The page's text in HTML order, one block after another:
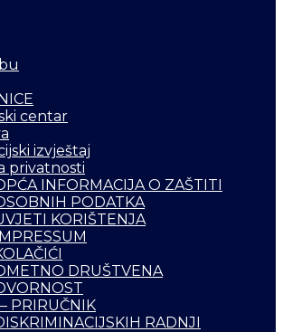
centar
izvještaj
privatnosti
INFORMACIJA O ZAŠTITI
PODATKA
KORIŠTENJA
DRUŠTVENA
PRIRUČNIK
RADNJI